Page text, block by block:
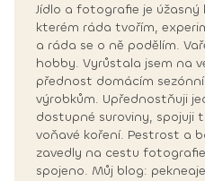
Jídlo a fotografie je
kterém ráda tvořím,
a ráda se o ně podělím.
hobby. Vyrůstala jsem na
přednost domácím
výrobkům. Upřednostňuji
dostupné suroviny, spojuji
voňavé koření. Pestrost a
zavedly na cestu
spojeno. Můj blog: